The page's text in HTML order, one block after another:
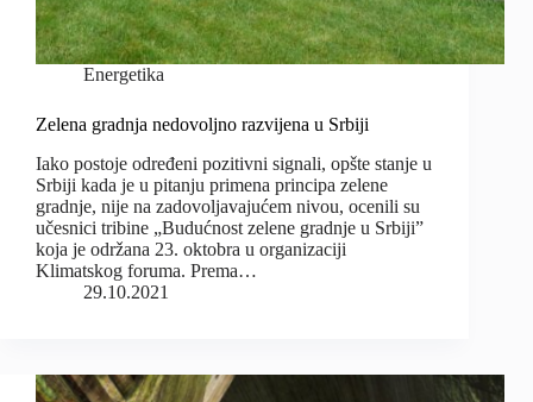
Energetika
Zelena gradnja nedovoljno razvijena u Srbiji
Iako postoje određeni pozitivni signali, opšte stanje u
Srbiji kada je u pitanju primena principa zelene
gradnje, nije na zadovoljavajućem nivou, ocenili su
učesnici tribine „Budućnost zelene gradnje u Srbiji”
koja je održana 23. oktobra u organizaciji
Klimatskog foruma. Prema…
29.10.2021